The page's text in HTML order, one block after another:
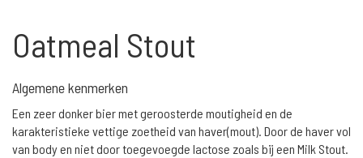
Oatmeal Stout
Algemene kenmerken
Een zeer donker bier met geroosterde moutigheid en de
karakteristieke vettige zoetheid van haver(mout). Door de haver vol
van body en niet door toegevoegde lactose zoals bij een Milk Stout.